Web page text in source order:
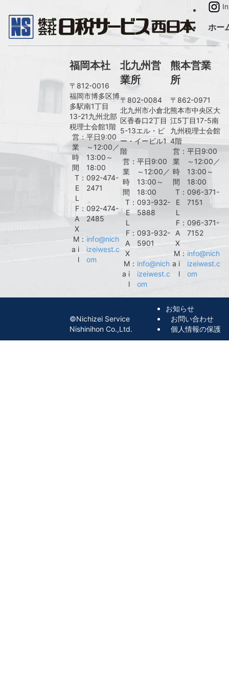
ホー
福岡本社
〒812-0016
福岡市博多区博
多駅南1丁目
13-21九州北部
税理士会館1階
営
業
時
間
： 平日9:00
～12:00／
13:00～
18:00
T
E
L
： 092-474-
2471
F
A
X
： 092-474-
2485
M
a i
l
： info@nich
izeiwest.c
om
北九州営
業所
〒802-0084
北九州市小倉北
区香春口2丁目
5-13エル・ビ
ー・イービル1
階
営
業
時
間
： 平日9:00
～12:00／
13:00～
18:00
T
E
L
： 093-932-
5888
F
A
X
： 093-932-
5901
M
a i
l
： info@nich
izeiwest.c
om
熊本営業
所
〒862-0971
熊本市中央区大
江5丁目17-5南
九州税理士会館
4階
営
業
時
間
：平日9:00
～12:00／
13:00～
18:00
T
E
L
： 096-371-
7151
F
A
X
：096-371-
7152
M
a i
l
： info@nich
izeiwest.c
om
©︎Nichizei Service
Nishinihon Co.,Ltd.
お知らせ
お問い合わせ
個人情報の保護